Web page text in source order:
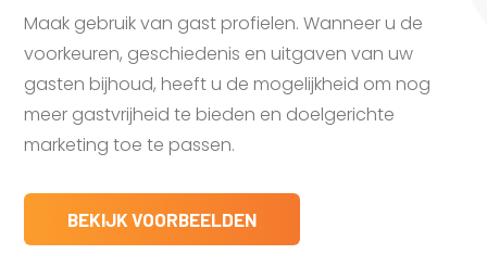
Maak gebruik van gast profielen. Wanneer u de
voorkeuren, geschiedenis en uitgaven van uw
gasten bijhoud, heeft u de mogelijkheid om nog
meer gastvrijheid te bieden en doelgerichte
marketing toe te passen.
BEKIJK VOORBEELDEN